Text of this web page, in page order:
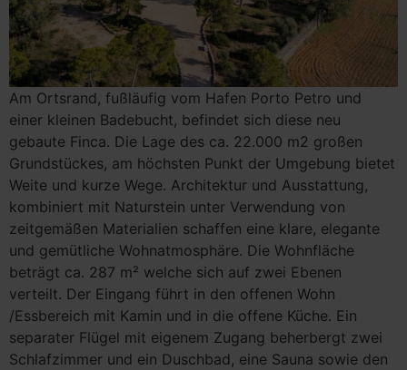
Am Ortsrand, fußläufig vom Hafen Porto Petro und
einer kleinen Badebucht, befindet sich diese neu
gebaute Finca. Die Lage des ca. 22.000 m2 großen
Grundstückes, am höchsten Punkt der Umgebung bietet
Weite und kurze Wege. Architektur und Ausstattung,
kombiniert mit Naturstein unter Verwendung von
zeitgemäßen Materialien schaffen eine klare, elegante
und gemütliche Wohnatmosphäre. Die Wohnfläche
beträgt ca. 287 m² welche sich auf zwei Ebenen
verteilt. Der Eingang führt in den offenen Wohn
/Essbereich mit Kamin und in die offene Küche. Ein
separater Flügel mit eigenem Zugang beherbergt zwei
Schlafzimmer und ein Duschbad, eine Sauna sowie den